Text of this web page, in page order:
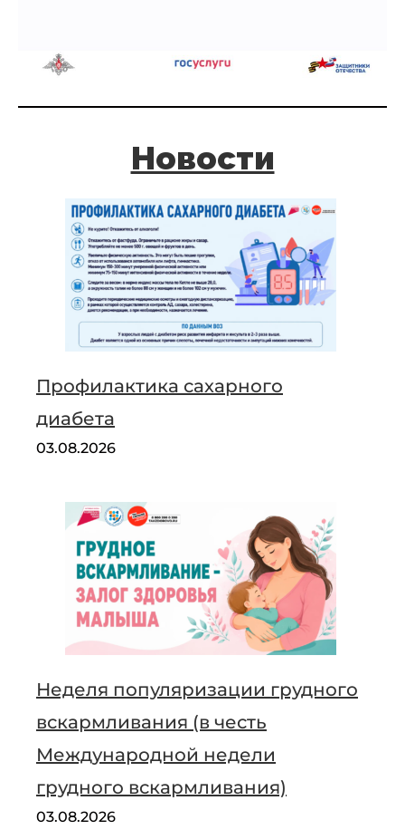
Новости
Профилактика сахарного
диабета
03.08.2026
Неделя популяризации грудного
вскармливания (в честь
Международной недели
грудного вскармливания)
03.08.2026